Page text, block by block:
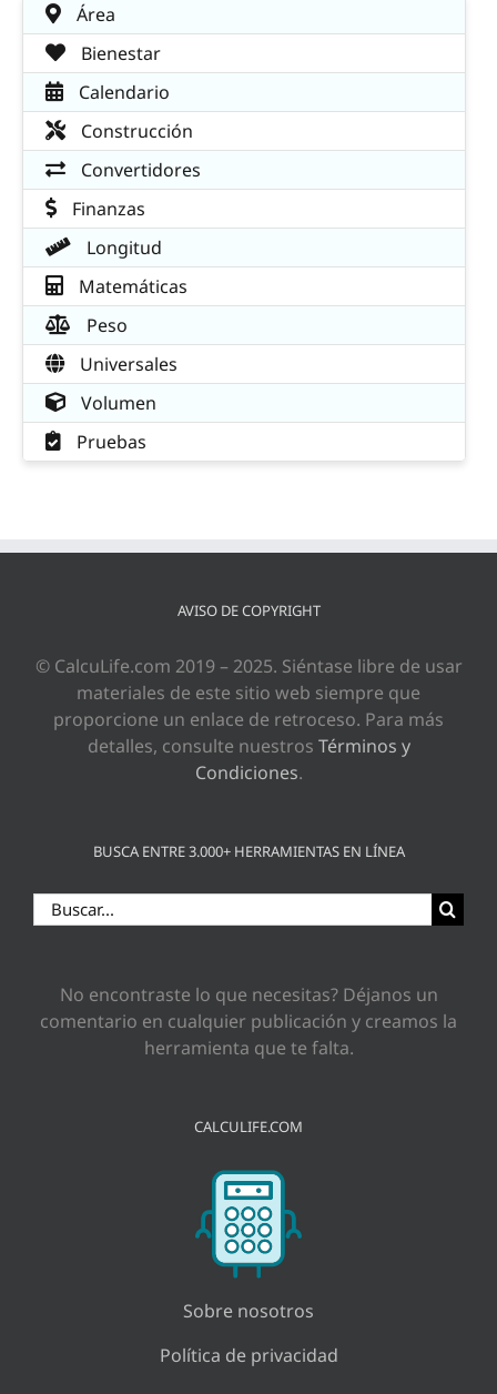
Área
Bienestar
Calendario
Construcción
Convertidores
Finanzas
Longitud
Matemáticas
Peso
Universales
Volumen
Pruebas
AVISO DE COPYRIGHT
© CalcuLife.com 2019 – 2025. Siéntase libre de usar
materiales de este sitio web siempre que
proporcione un enlace de retroceso. Para más
detalles, consulte nuestros Términos y
Condiciones.
BUSCA ENTRE 3.000+ HERRAMIENTAS EN LÍNEA
Buscar:
No encontraste lo que necesitas? Déjanos un
comentario en cualquier publicación y creamos la
herramienta que te falta.
CALCULIFE.COM
Sobre nosotros
Política de privacidad